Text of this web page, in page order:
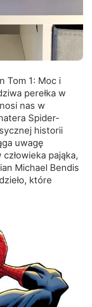
Tom 1: Moc i
perełka w
nas w
Spider-
historii
uwagę
pająka,
Michael Bendis
które